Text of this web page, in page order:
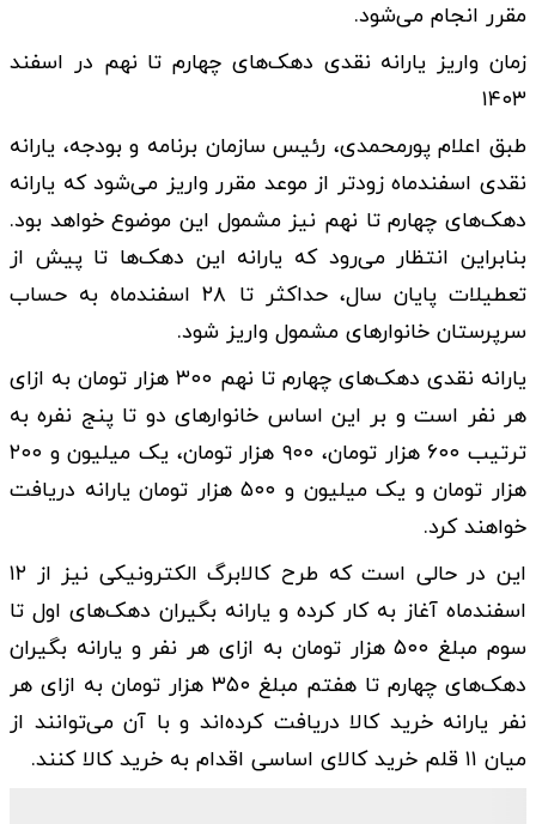
مقرر انجام می‌شود.
زمان واریز یارانه نقدی دهک‌های چهارم تا نهم در اسفند
۱۴۰۳
طبق اعلام پورمحمدی، رئیس سازمان برنامه و بودجه، یارانه
نقدی اسفندماه زودتر از موعد مقرر واریز می‌شود که یارانه
دهک‌های چهارم تا نهم نیز مشمول این موضوع خواهد بود.
بنابراین انتظار می‌رود که یارانه این دهک‌ها تا پیش از
تعطیلات پایان سال، حداکثر تا ۲۸ اسفندماه به حساب
سرپرستان خانوارهای مشمول واریز شود.
یارانه نقدی دهک‌های چهارم تا نهم ۳۰۰ هزار تومان به ازای
هر نفر است و بر این اساس خانوارهای دو تا پنج نفره به
ترتیب ۶۰۰ هزار تومان، ۹۰۰ هزار تومان، یک میلیون و ۲۰۰
هزار تومان و یک میلیون و ۵۰۰ هزار تومان یارانه دریافت
خواهند کرد.
این در حالی است که طرح کالابرگ الکترونیکی نیز از ۱۲
اسفندماه آغاز به کار کرده و یارانه بگیران دهک‌های اول تا
سوم مبلغ ۵۰۰ هزار تومان به ازای هر نفر و یارانه بگیران
دهک‌های چهارم تا هفتم مبلغ ۳۵۰ هزار تومان به ازای هر
نفر یارانه خرید کالا دریافت کرده‌اند و با آن می‌توانند از
میان ۱۱ قلم خرید کالای اساسی اقدام به خرید کالا کنند.